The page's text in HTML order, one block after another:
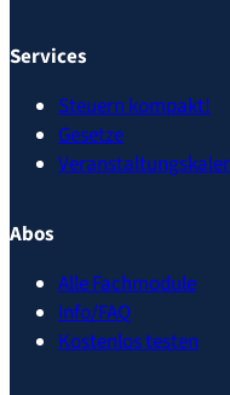
Services
Steuern kompakt!
Gesetze
Abos
Alle Fachmodule
Info/FAQ
Kostenlos testen